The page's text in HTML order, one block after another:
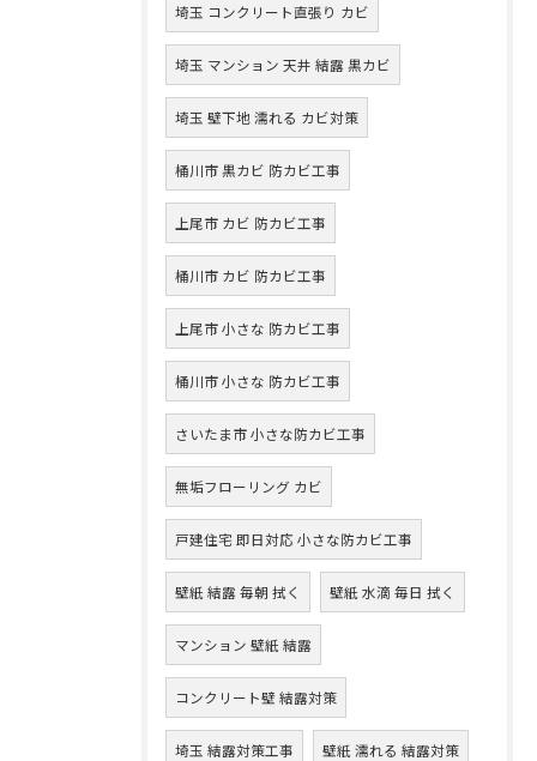
埼玉 コンクリート直張り カビ
埼玉 マンション 天井 結露 黒カビ
埼玉 壁下地 濡れる カビ対策
桶川市 黒カビ 防カビ工事
上尾市 カビ 防カビ工事
桶川市 カビ 防カビ工事
上尾市 小さな 防カビ工事
桶川市 小さな 防カビ工事
さいたま市 小さな防カビ工事
無垢フローリング カビ
戸建住宅 即日対応 小さな防カビ工事
壁紙 結露 毎朝 拭く 壁紙 水滴 毎日 拭く
マンション 壁紙 結露
コンクリート壁 結露対策
埼玉 結露対策工事 壁紙 濡れる 結露対策